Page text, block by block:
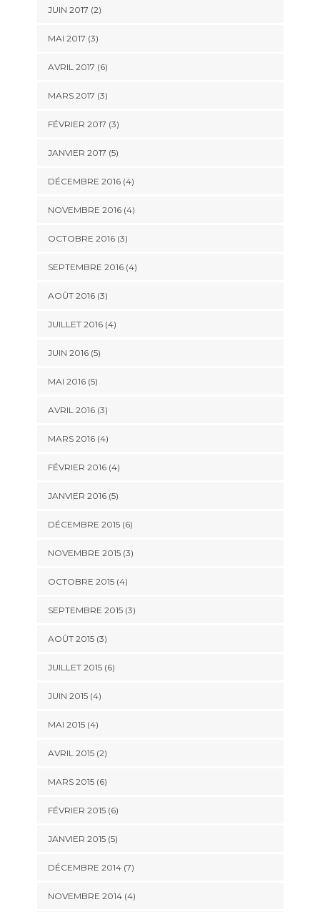
JUIN 2017 (2)
MAI 2017 (3)
AVRIL 2017 (6)
MARS 2017 (3)
FÉVRIER 2017 (3)
JANVIER 2017 (5)
DÉCEMBRE 2016(4)
NOVEMBRE 2016(4)
OCTOBRE 2016(3)
SEPTEMBRE 2016(4)
AOÛT 2016(3)
JUILLET 2016(4)
JUIN 2016(5)
MAI 2016(5)
AVRIL 2016(3)
MARS 2016(4)
FÉVRIER 2016(4)
JANVIER 2016(5)
DÉCEMBRE 2015(6)
NOVEMBRE 2015(3)
OCTOBRE 2015(4)
SEPTEMBRE 2015(3)
AOÛT 2015(3)
JUILLET 2015(6)
JUIN 2015(4)
MAI 2015(4)
AVRIL 2015(2)
MARS 2015(6)
FÉVRIER 2015(6)
JANVIER 2015(5)
DÉCEMBRE 2014(7)
NOVEMBRE 2014(4)